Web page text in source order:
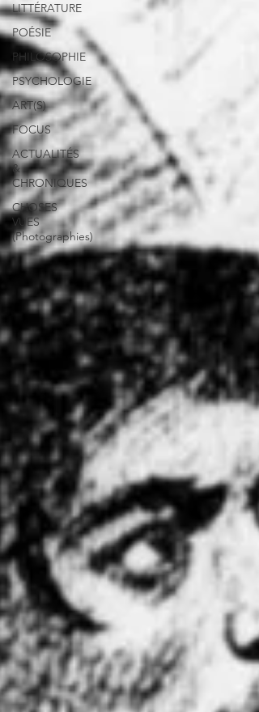
LITTÉRATURE
POÉSIE
PHILOSOPHIE
PSYCHOLOGIE
ART(S)
FOCUS
ACTUALITÉS
&
CHRONIQUES
CHOSES
VUES
(Photographies)